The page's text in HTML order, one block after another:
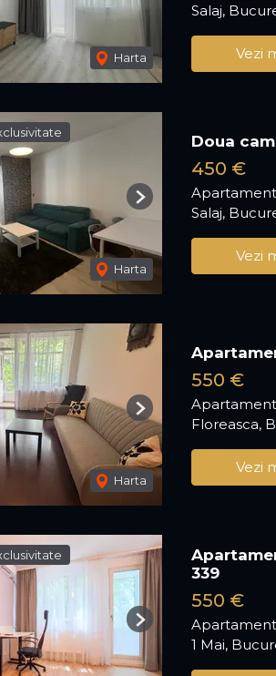
Harta
Salaj,
Vezi
Harta
Next
Doua
450 €
Salaj,
Vezi
Harta
Next
550 €
Floreasca,
Vezi
Next
339
550 €
1 Mai,